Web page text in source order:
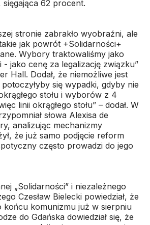
62 procent.
stronie zabrakło wyobraźni, ale
jak powrót +Solidarności+
Wybory traktowaliśmy jako
- jako cenę za legalizację związku”
Hall. Dodał, że niemożliwe jest
się wypadki, gdyby nie
stołu i wyborów z 4
linii okrągłego stołu” – dodał. W
słowa Alexisa de
analizując mechanizmy
że już samo podjęcie reform
często prowadzi do jego
„Solidarności” i niezależnego
Czesław Bielecki powiedział, że
końcu komunizmu już w sierpniu
do Gdańska dowiedział się, że